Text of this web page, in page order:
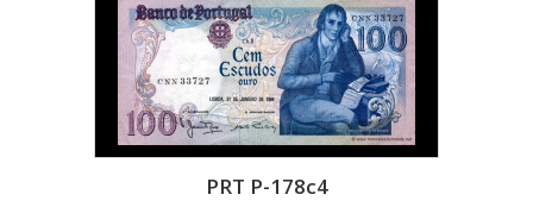
PRT P-178c4